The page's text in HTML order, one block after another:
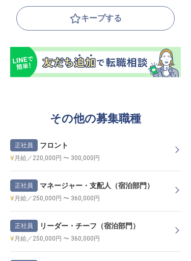
キープする
その他の募集職種
正社員 フロント
月給／220,000円 〜 300,000円
正社員 マネージャー・支配人（宿泊部門）
月給／250,000円 〜 360,000円
正社員 リーダー・チーフ（宿泊部門）
月給／250,000円 〜 360,000円